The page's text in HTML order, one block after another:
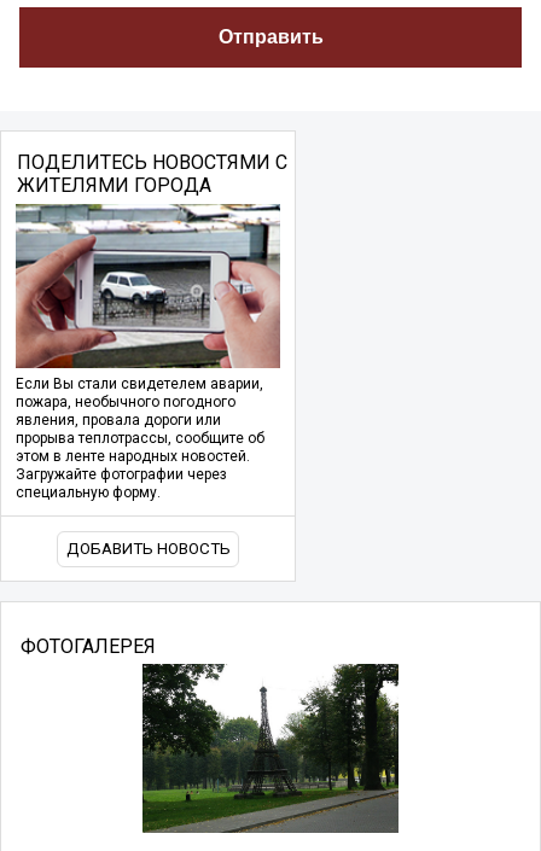
ПОДЕЛИТЕСЬ НОВОСТЯМИ С
ЖИТЕЛЯМИ ГОРОДА
Если Вы стали свидетелем аварии,
пожара, необычного погодного
явления, провала дороги или
прорыва теплотрассы, сообщите об
этом в ленте народных новостей.
Загружайте фотографии через
специальную форму.
ДОБАВИТЬ НОВОСТЬ
ФОТОГАЛЕРЕЯ